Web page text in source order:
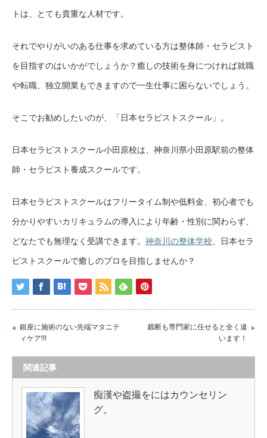
トは、とても貴重な人材です。
それでやりがいのある仕事を求めている方は整体師・セラピスト
を目指すのはいかがでしょうか？癒しの技術を身につければ就職
や転職、独立開業もできますので一生仕事に困らないでしょう。
そこでお勧めしたいのが、「日本セラピストスクール」。
日本セラピストスクール小田原校は、神奈川県小田原駅前の整体
師・セラピスト養成スクールです。
日本セラピストスクールはフリータイム制や低料金、初心者でも
分かりやすいカリキュラムの導入により年齢・性別に関わらず、
どなたでも無理なく受講できます。 神奈川の整体学校 、日本セラ
ピストスクールで癒しのプロを目指しませんか？
銀座に施術のない先端マタニテ
ィケア!!!
裁断も専門家に任せると全く違
います！
関連記事
痴漢や盗撮をにはカウンセリン
グ。